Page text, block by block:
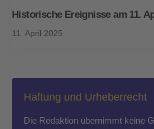
Historische Ereignisse am 11.
11. April 2025
Haftung und Urheberrecht
Die Redaktion übernimmt keine